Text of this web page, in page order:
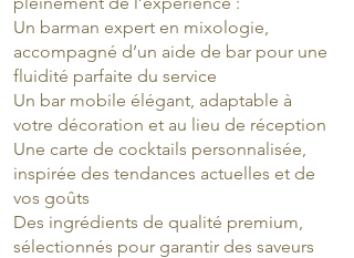
Un barman expert en mixologie,
accompagné d’un aide de bar pour une
fluidité parfaite du service
Un bar mobile élégant, adaptable à
votre décoration et au lieu de réception
Une carte de cocktails personnalisée,
inspirée des tendances actuelles et de
vos goûts
Des ingrédients de qualité premium,
sélectionnés pour garantir des saveurs